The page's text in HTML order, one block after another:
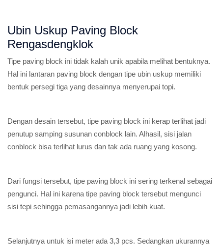
Ubin Uskup Paving Block
Rengasdengklok
Tipe paving block ini tidak kalah unik apabila melihat bentuknya.
Hal ini lantaran paving block dengan tipe ubin uskup memiliki
bentuk persegi tiga yang desainnya menyerupai topi.
Dengan desain tersebut, tipe paving block ini kerap terlihat jadi
penutup samping susunan conblock lain. Alhasil, sisi jalan
conblock bisa terlihat lurus dan tak ada ruang yang kosong.
Dari fungsi tersebut, tipe paving block ini sering terkenal sebagai
pengunci. Hal ini karena tipe paving block tersebut mengunci
sisi tepi sehingga pemasangannya jadi lebih kuat.
Selanjutnya untuk isi meter ada 3,3 pcs. Sedangkan ukurannya